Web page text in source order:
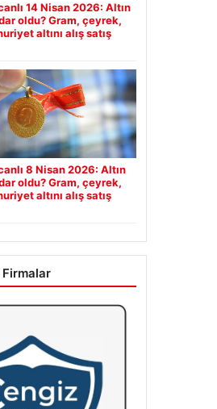
14 Nisan 2026: Altın
oldu? Gram, çeyrek,
altını alış satış
8 Nisan 2026: Altın
oldu? Gram, çeyrek,
altını alış satış